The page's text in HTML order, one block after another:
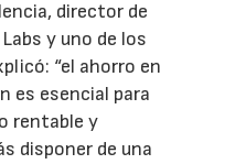
director de
y uno de los
“el ahorro en
es esencial para
rentable y
disponer de una